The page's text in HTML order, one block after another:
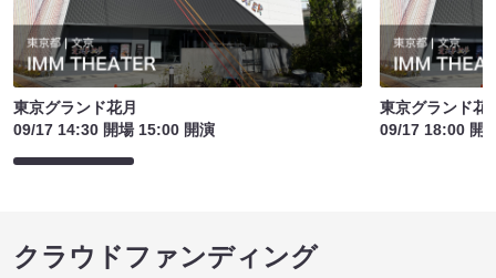
東京グランド花月
09/17 14:30 開場 15:00 開演
東京グランド花
09/17 18:00 開
クラウドファンディング